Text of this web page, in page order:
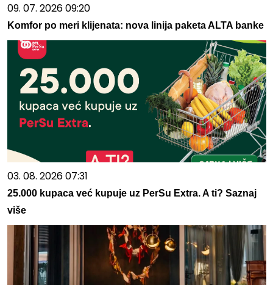
09. 07. 2026 09:20
Komfor po meri klijenata: nova linija paketa ALTA banke
03. 08. 2026 07:31
25.000 kupaca već kupuje uz PerSu Extra. A ti? Saznaj
više